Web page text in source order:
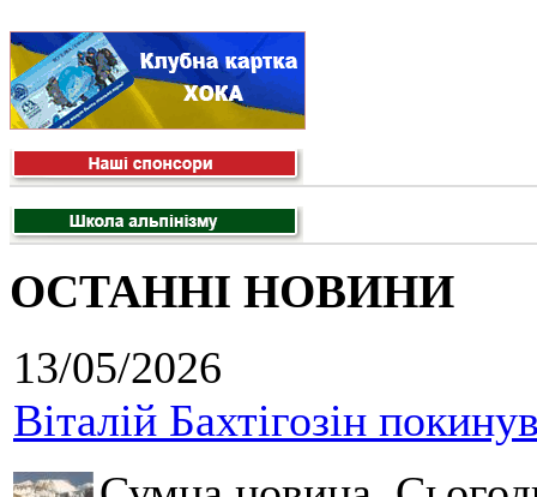
ОСТАННІ НОВИНИ
13/05/2026
Віталій Бахтігозін